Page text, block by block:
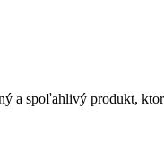
a spoľahlivý produkt,